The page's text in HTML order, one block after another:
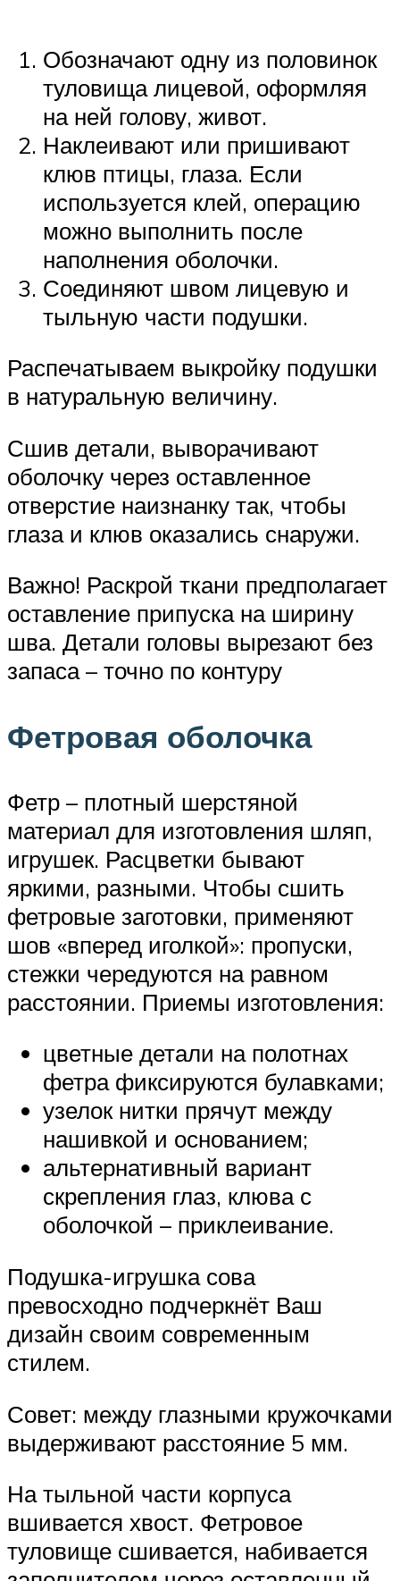
Обозначают одну из половинок
туловища лицевой, оформляя
на ней голову, живот.
Наклеивают или пришивают
клюв птицы, глаза. Если
используется клей, операцию
можно выполнить после
наполнения оболочки.
Соединяют швом лицевую и
тыльную части подушки.
Распечатываем выкройку подушки
в натуральную величину.
Сшив детали, выворачивают
оболочку через оставленное
отверстие наизнанку так, чтобы
глаза и клюв оказались снаружи.
Важно! Раскрой ткани предполагает
оставление припуска на ширину
шва. Детали головы вырезают без
запаса – точно по контуру
Фетровая оболочка
Фетр – плотный шерстяной
материал для изготовления шляп,
игрушек. Расцветки бывают
яркими, разными. Чтобы сшить
фетровые заготовки, применяют
шов «вперед иголкой»: пропуски,
стежки чередуются на равном
расстоянии. Приемы изготовления:
цветные детали на полотнах
фетра фиксируются булавками;
узелок нитки прячут между
нашивкой и основанием;
альтернативный вариант
скрепления глаз, клюва с
оболочкой – приклеивание.
Подушка-игрушка сова
превосходно подчеркнёт Ваш
дизайн своим современным
стилем.
Совет: между глазными кружочками
выдерживают расстояние 5 мм.
На тыльной части корпуса
вшивается хвост. Фетровое
туловище сшивается, набивается